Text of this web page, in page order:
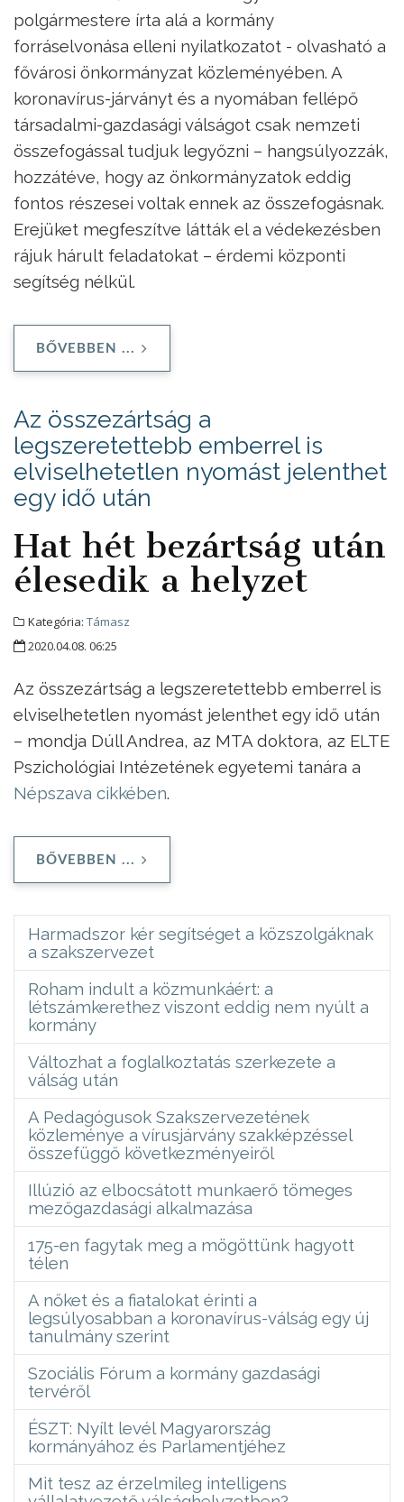
polgármestere írta alá a kormány
forráselvonása elleni nyilatkozatot - olvasható a
fővárosi önkormányzat közleményében. A
koronavírus-járványt és a nyomában fellépő
társadalmi-gazdasági válságot csak nemzeti
összefogással tudjuk legyőzni – hangsúlyozzák,
hozzátéve, hogy az önkormányzatok eddig
fontos részesei voltak ennek az összefogásnak.
Erejüket megfeszítve látták el a védekezésben
rájuk hárult feladatokat – érdemi központi
segítség nélkül.
BŐVEBBEN ...
Az összezártság a
legszeretettebb emberrel is
elviselhetetlen nyomást jelenthet
egy idő után
Hat hét bezártság után
élesedik a helyzet
Kategória: Támasz
2020.04.08. 06:25
Az összezártság a legszeretettebb emberrel is
elviselhetetlen nyomást jelenthet egy idő után
– mondja Dúll Andrea, az MTA doktora, az ELTE
Pszichológiai Intézetének egyetemi tanára a
Népszava cikkében.
BŐVEBBEN ...
Harmadszor kér segítséget a közszolgáknak
a szakszervezet
Roham indult a közmunkáért: a
létszámkerethez viszont eddig nem nyúlt a
kormány
Változhat a foglalkoztatás szerkezete a
válság után
A Pedagógusok Szakszervezetének
közleménye a vírusjárvány szakképzéssel
összefüggő következményeiről
Illúzió az elbocsátott munkaerő tömeges
mezőgazdasági alkalmazása
175-en fagytak meg a mögöttünk hagyott
télen
A nőket és a fiatalokat érinti a
legsúlyosabban a koronavírus-válság egy új
tanulmány szerint
Szociális Fórum a kormány gazdasági
tervéről
ÉSZT: Nyílt levél Magyarország
kormányához és Parlamentjéhez
Mit tesz az érzelmileg intelligens